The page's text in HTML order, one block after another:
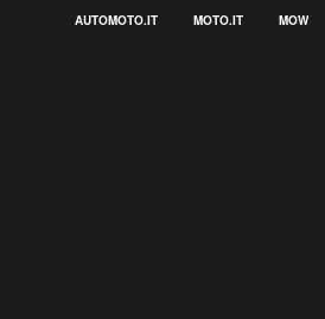
AUTOMOTO.IT MOTO.IT MOW